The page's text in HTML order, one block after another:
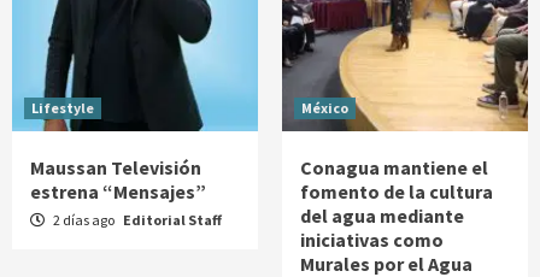
Lifestyle
Maussan Televisión
estrena “Mensajes”
2 días ago Editorial Staff
México
Conagua mantiene el
fomento de la cultura
del agua mediante
iniciativas como
Murales por el Agua